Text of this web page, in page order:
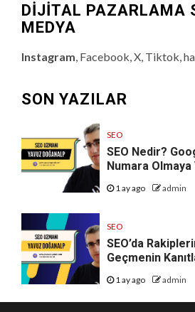
DİJİTAL PAZARLAMA
MEDYA
Instagram , Facebook, X, Tiktok,
SON YAZILAR
SEO
SEO Nedir?
Numara Olmaya
1 ay ago admin
SEO
SEO’da
Geçmenin
1 ay ago admin